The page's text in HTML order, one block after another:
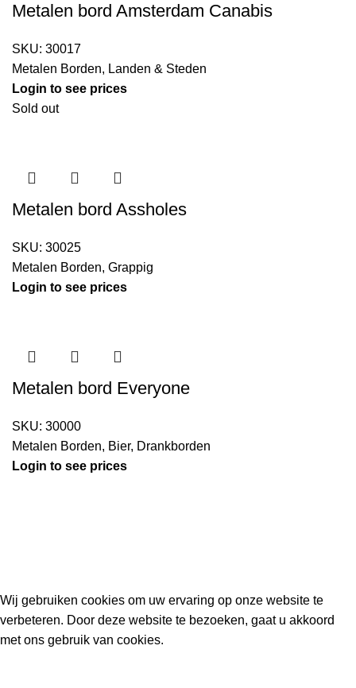
Metalen bord Amsterdam Canabis
SKU: 30017
Metalen Borden, Landen & Steden
Login to see prices
Sold out
Metalen bord Assholes
SKU: 30025
Metalen Borden, Grappig
Login to see prices
Metalen bord Everyone
SKU: 30000
Metalen Borden, Bier, Drankborden
Login to see prices
Wij gebruiken cookies om uw ervaring op onze website te
verbeteren. Door deze website te bezoeken, gaat u akkoord
met ons gebruik van cookies.